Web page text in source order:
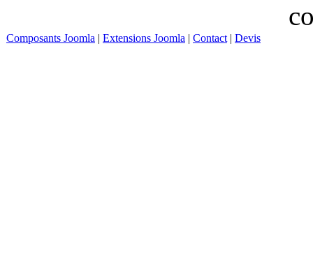
Composants Joomla | Extensions Joomla | Contact | Devis